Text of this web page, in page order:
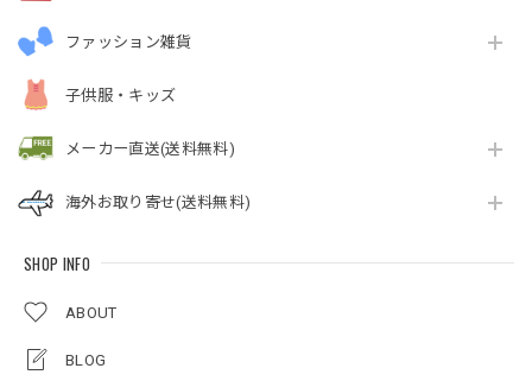
ファッション雑貨
子供服・キッズ
メーカー直送(送料無料)
海外お取り寄せ(送料無料)
SHOP INFO
ABOUT
BLOG